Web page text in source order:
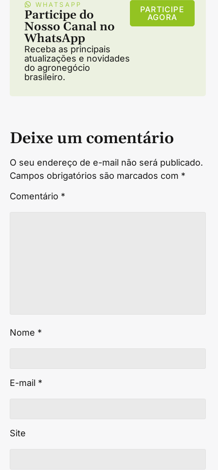
WHATSAPP
Participe do
Nosso Canal no
WhatsApp
Receba as principais
atualizações e novidades
do agronegócio
brasileiro.
PARTICIPE
AGORA
Deixe um comentário
O seu endereço de e-mail não será publicado.
Campos obrigatórios são marcados com *
Comentário *
Nome *
E-mail *
Site